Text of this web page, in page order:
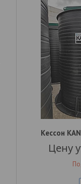
Кессон
Цену